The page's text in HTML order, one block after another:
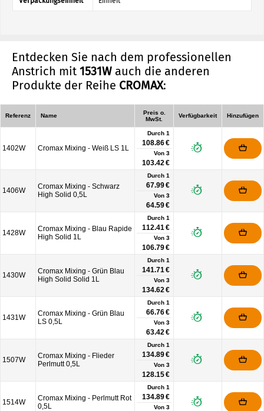
Entdecken Sie nach dem professionellen
Anstrich mit 1531W auch die anderen
Produkte der Reihe CROMAX:
Referenz Name
Preis o.
MwSt.
Verfügbarkeit Hinzufügen
1402W Cromax Mixing - Weiß LS 1L
Durch 1
108.86 €
Von 3
103.42 €
1406W
Cromax Mixing - Schwarz
High Solid 0,5L
Durch 1
67.99 €
Von 3
64.59 €
1428W
Cromax Mixing - Blau Rapide
High Solid 1L
Durch 1
112.41 €
Von 3
106.79 €
1430W
Cromax Mixing - Grün Blau
High Solid Solid 1L
Durch 1
141.71 €
Von 3
134.62 €
1431W
Cromax Mixing - Grün Blau
LS 0,5L
Durch 1
66.76 €
Von 3
63.42 €
1507W
Cromax Mixing - Flieder
Perlmutt 0,5L
Durch 1
134.89 €
Von 3
128.15 €
1514W
Cromax Mixing - Perlmutt Rot
0,5L
Durch 1
134.89 €
Von 3